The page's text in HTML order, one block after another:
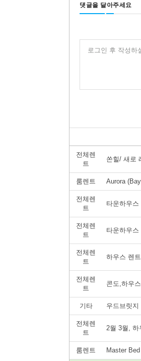
댓글을 달아주세요
로그인 후 작성하
전체렌
트
쏜힐/ 새로
룸렌트 Aurora
전체렌
트
타운하우
전체렌
트
타운하우
전체렌
트
하우스 렌
전체렌
트
콘도,하우
기타 우드브릿
전체렌
트
2월 3월, 하
룸렌트 Master